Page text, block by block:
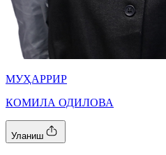
МУҲАРРИР
КОМИЛА ОДИЛОВА
Уланиш